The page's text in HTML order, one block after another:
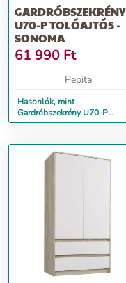
GARDRÓBSZEKRÉNY
U70-P TOLÓAJTÓS -
SONOMA
61 990 Ft
Pepita
Hasonlók, mint
Gardróbszekrény U70-P
tolóajtós - sonoma